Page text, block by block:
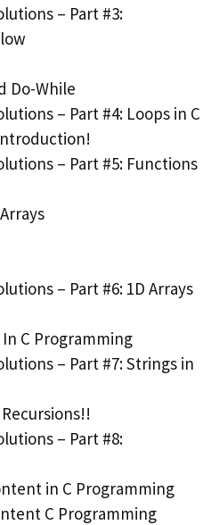
– Part #3:
Do-While
– Part #4: Loops in C
– Part #5: Functions
– Part #6: 1D Arrays
C Programming
– Part #7: Strings in
– Part #8:
in C Programming
C Programming